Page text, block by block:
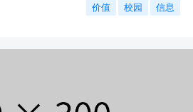
价值 校园 信息